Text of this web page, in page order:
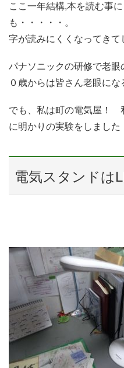
ここ一年結構,本を読む事
も・・・・・。
字が読みにくくなってきて
パナソニックの研修で老眼
０歳からは皆さん老眼にな
でも、私は町の電気屋！
に明かりの実験をしました
電気スタンドは